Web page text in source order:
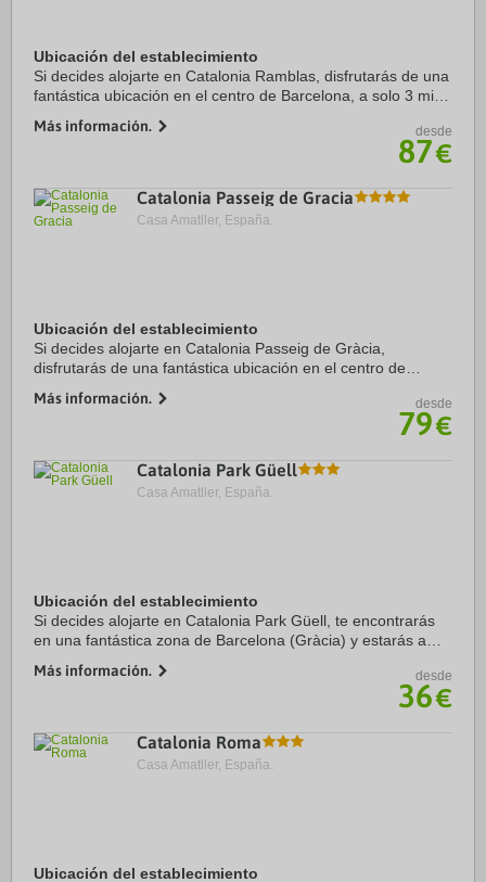
Ubicación del establecimiento
Si decides alojarte en Catalonia Ramblas, disfrutarás de una
fantástica ubicación en el centro de Barcelona, a solo 3 min
Además, este hotel de lujo se ...
Más información. desde
87€
Catalonia Passeig de Gracia
Casa Amatller, España.
Ubicación del establecimiento
Si decides alojarte en Catalonia Passeig de Gràcia,
disfrutarás de una fantástica ubicación en el centro de
min de La Rambla. Además, este hotel de ...
Más información. desde
79€
Catalonia Park Güell
Casa Amatller, España.
Ubicación del establecimiento
Si decides alojarte en Catalonia Park Güell, te encontrarás
en una fantástica zona de Barcelona (Gràcia) y estarás a
Milà. Además, este hotel sostenible ...
Más información. desde
36€
Catalonia Roma
Casa Amatller, España.
Ubicación del establecimiento